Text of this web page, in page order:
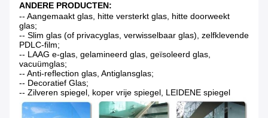
ANDERE PRODUCTEN:
-- Aangemaakt glas, hitte versterkt glas, hitte doorweekt
glas;
-- Slim glas (of privacyglas, verwisselbaar glas), zelfklevende
PDLC-film;
-- LAAG e-glas, gelamineerd glas, geïsoleerd glas,
vacuümglas;
-- Anti-reflection glas, Antiglansglas;
-- Decoratief Glas;
-- Zilveren spiegel, koper vrije spiegel, LEIDENE spiegel